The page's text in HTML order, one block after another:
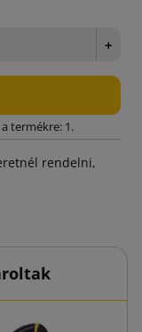
+
termékre: 1.
rendelni,